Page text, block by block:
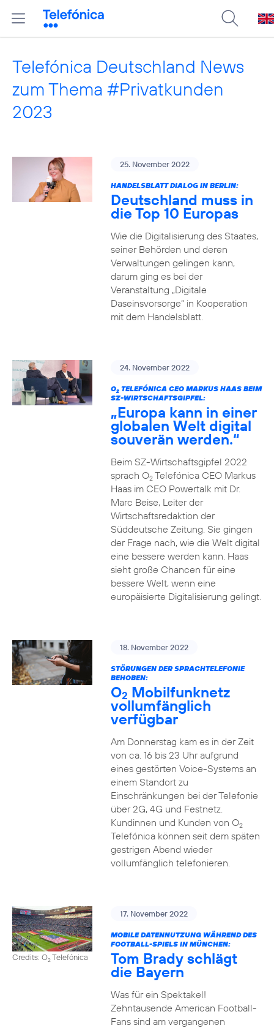
Telefónica Deutschland News
zum Thema #Privatkunden
2023
25. November 2022
HANDELSBLATT DIALOG IN BERLIN:
Deutschland muss in
die Top 10 Europas
Wie die Digitalisierung des Staates,
seiner Behörden und deren
Verwaltungen gelingen kann,
darum ging es bei der
Veranstaltung „Digitale
Daseinsvorsorge“ in Kooperation
mit dem Handelsblatt.
24. November 2022
O2TELEFÓNICA CEO MARKUS HAAS BEIM
SZ-WIRTSCHAFTSGIPFEL:
„Europa kann in einer
globalen Welt digital
souverän werden.“
Beim SZ-Wirtschaftsgipfel 2022
sprach O2Telefónica CEO Markus
Haas im CEO Powertalk mit Dr.
Marc Beise, Leiter der
Wirtschaftsredaktion der
Süddeutsche Zeitung. Sie gingen
der Frage nach, wie die Welt digital
eine bessere werden kann. Haas
sieht große Chancen für eine
bessere Welt, wenn eine
europäisierte Digitalisierung gelingt.
18. November 2022
STÖRUNGEN DER SPRACHTELEFONIE
BEHOBEN:
O2 Mobilfunknetz
vollumfänglich
verfügbar
Am Donnerstag kam es in der Zeit
von ca. 16 bis 23 Uhr aufgrund
eines gestörten Voice-Systems an
einem Standort zu
Einschränkungen bei der Telefonie
über 2G, 4G und Festnetz.
Kundinnen und Kunden von O2
Telefónica können seit dem späten
gestrigen Abend wieder
vollumfänglich telefonieren.
Credits: O2Telefónica
17. November 2022
MOBILE DATENNUTZUNG WÄHREND DES
FOOTBALL-SPIELS IN MÜNCHEN:
Tom Brady schlägt
die Bayern
Was für ein Spektakel!
Zehntausende American Football-
Fans sind am vergangenen